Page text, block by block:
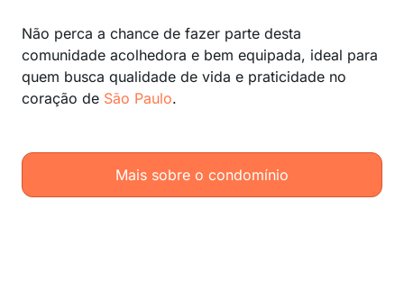
Não perca a chance de fazer parte desta
comunidade acolhedora e bem equipada, ideal para
quem busca qualidade de vida e praticidade no
coração de São Paulo.
Mais sobre o condomínio